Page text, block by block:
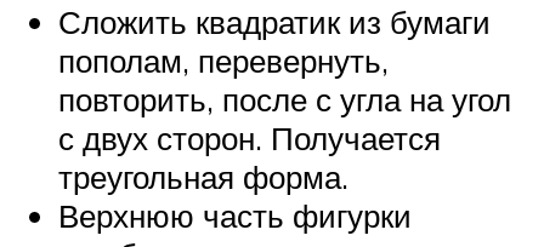
Сложить квадратик из бумаги
пополам, перевернуть,
повторить, после с угла на угол
с двух сторон. Получается
треугольная форма.
Верхнюю часть фигурки